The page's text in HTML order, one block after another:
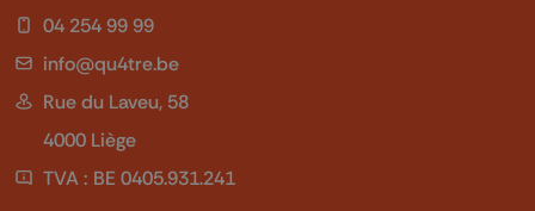
04 254 99 99
info@qu4tre.be
Rue du Laveu, 58
4000 Liège
TVA : BE 0405.931.241